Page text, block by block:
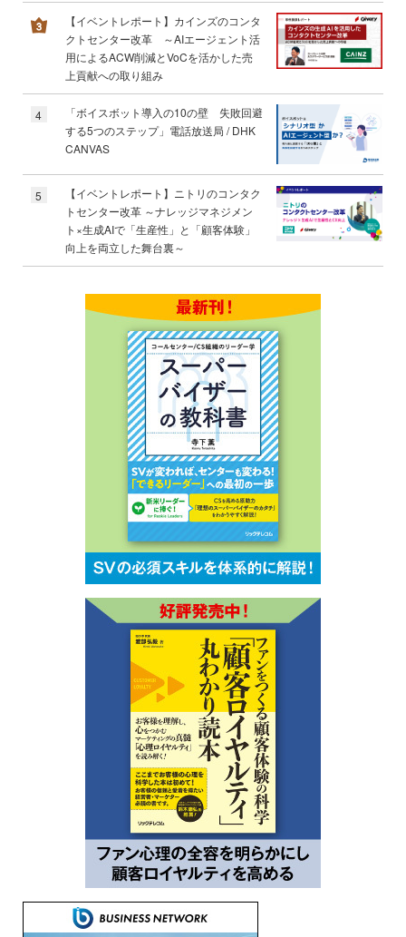
【イベントレポート】カインズのコンタ
クトセンター改革 ～AIエージェント活
用によるACW削減とVoCを活かした売
上貢献への取り組み
4
「ボイスボット導入の10の壁 失敗回避
する5つのステップ」電話放送局 / DHK
CANVAS
5
【イベントレポート】ニトリのコンタク
トセンター改革 ～ナレッジマネジメン
ト×生成AIで「生産性」と「顧客体験」
向上を両立した舞台裏～